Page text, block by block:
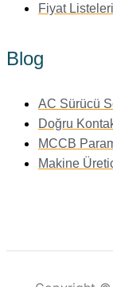
Fiyat Listeleri
Blog
AC Sürücü
Doğru
MCCB
Makine